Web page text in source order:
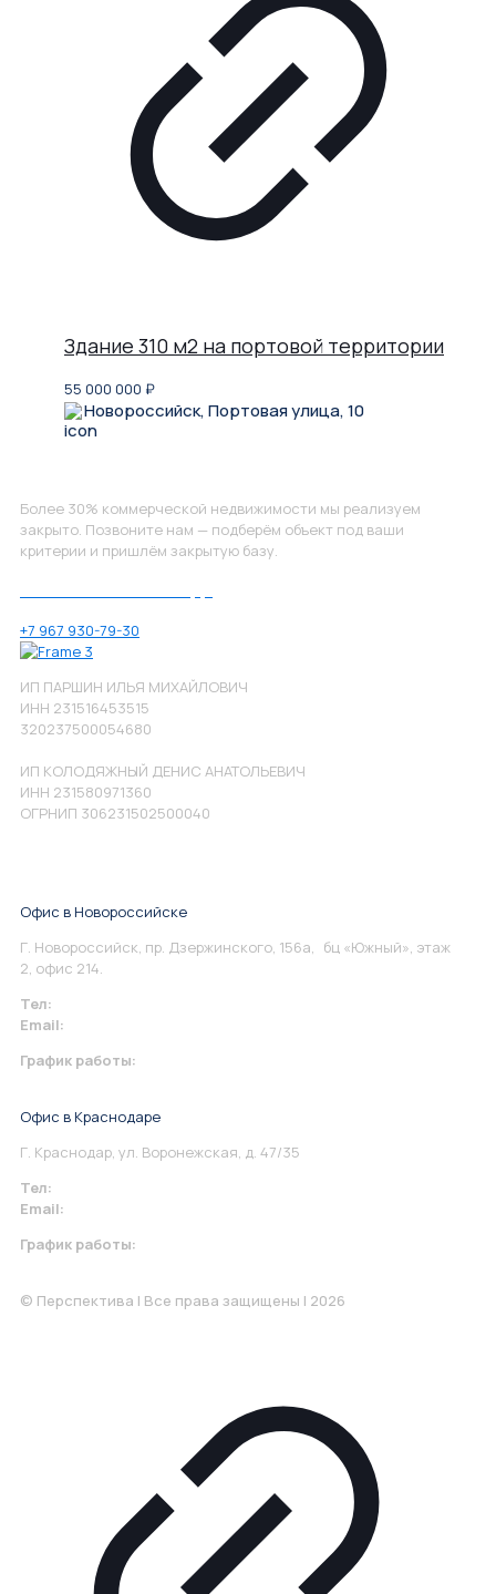
Здание 310 м2 на портовой территории
55 000 000 ₽
Новороссийск, Портовая улица, 10
Более 30% коммерческой недвижимости мы реализуем
закрыто. Позвоните нам — подберём объект под ваши
критерии и пришлём закрытую базу.
+7 967 930-79-30
ИП ПАРШИН ИЛЬЯ МИХАЙЛОВИЧ
ИНН 231516453515
320237500054680
ИП КОЛОДЯЖНЫЙ ДЕНИС АНАТОЛЬЕВИЧ
ИНН 231580971360
ОГРНИП 306231502500040
Офис в Новороссийске
Г. Новороссийск, пр. Дзержинского, 156а, бц «Южный», этаж
2, офис 214.
Тел:
Email:
График работы:
Офис в Краснодаре
Г. Краснодар, ул. Воронежская, д. 47/35
Тел:
Email:
График работы:
© Перспектива | Все права защищены | 2026